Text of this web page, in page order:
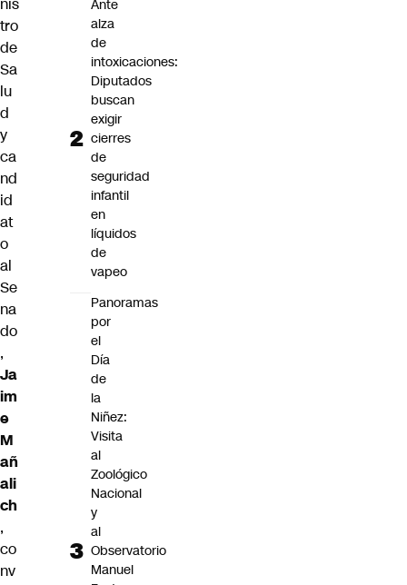
tro
de
Sa
lu
d
y
ca
nd
id
at
o
al
Se
na
do
,
Ja
im
e
M
añ
ali
ch
,
co
nv
Ante
alza
de
intoxicaciones:
Diputados
buscan
exigir
cierres
de
seguridad
infantil
en
líquidos
de
vapeo
Panoramas
por
el
Día
de
la
Niñez:
Visita
al
Zoológico
Nacional
y
al
Observatorio
Manuel